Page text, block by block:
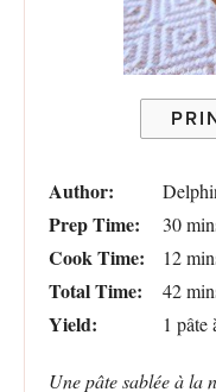
Author:
Prep Time: 30
Cook Time: 12
Total Time: 42
Yield: 1 pâte
Une pâte sablée à la